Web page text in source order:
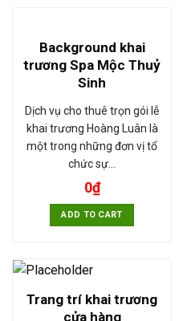
Background khai
trương Spa Mộc Thuỷ
Sinh
Dịch vụ cho thuê trọn gói lễ
khai trương Hoàng Luân là
một trong những đơn vị tổ
chức sự…
0₫
ADD TO CART
Trang trí khai trương
cửa hàng